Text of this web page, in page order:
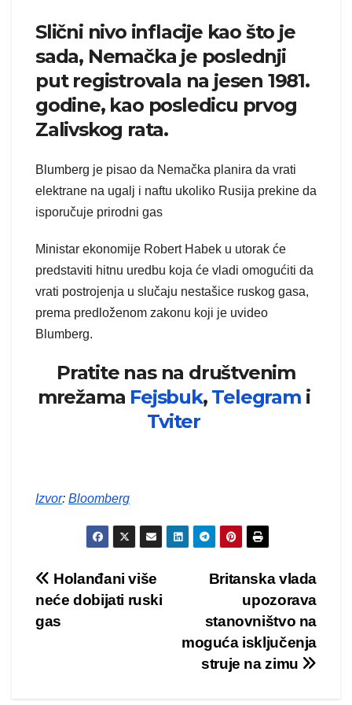
Slični nivo inflacije kao što je
sada, Nemačka je poslednji
put registrovala na jesen 1981.
godine, kao posledicu prvog
Zalivskog rata.
Blumberg je pisao da Nemačka planira da vrati
elektrane na ugalj i naftu ukoliko Rusija prekine da
isporučuje prirodni gas
Ministar ekonomije Robert Habek u utorak će
predstaviti hitnu uredbu koja će vladi omogućiti da
vrati postrojenja u slučaju nestašice ruskog gasa,
prema predloženom zakonu koji je uvideo
Blumberg.
Pratite nas na društvenim
mrežama Fejsbuk, Telegrami
Tviter
Izvor: Bloomberg
Kretanje
članka
Britanska vlada
upozorava
stanovništvo na
moguća isključenja
struje na zimu
Holanđani više
neće dobijati ruski
gas